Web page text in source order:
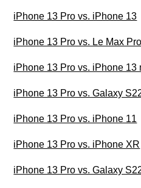
iPhone 13 Pro vs. iPhone 13
iPhone 13 Pro vs. Le Max Pro
iPhone 13 Pro vs. iPhone 13
iPhone 13 Pro vs. Galaxy
iPhone 13 Pro vs. iPhone 11
iPhone 13 Pro vs. iPhone XR
iPhone 13 Pro vs. Galaxy